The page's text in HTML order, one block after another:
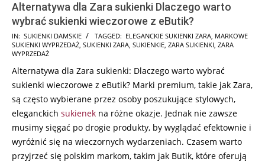
Alternatywa dla Zara sukienki Dlaczego warto
wybrać sukienki wieczorowe z eButik?
2026-
05-
IN: SUKIENKI DAMSKIE TAGGED: ELEGANCKIE SUKIENKI ZARA, MARKOWE
SUKIENKI WYPRZEDAŻ, SUKIENKI ZARA, SUKIENKIE, ZARA SUKIENKI, ZARA
WYPRZEDAŻ
Alternatywa dla Zara sukienki: Dlaczego warto wybrać
sukienki wieczorowe z eButik? Marki premium, takie jak Zara,
są często wybierane przez osoby poszukujące stylowych,
eleganckich sukienek na różne okazje. Jednak nie zawsze
musimy sięgać po drogie produkty, by wyglądać efektownie i
wyróżnić się na wieczornych wydarzeniach. Czasem warto
przyjrzeć się polskim markom, takim jak Butik, które oferują